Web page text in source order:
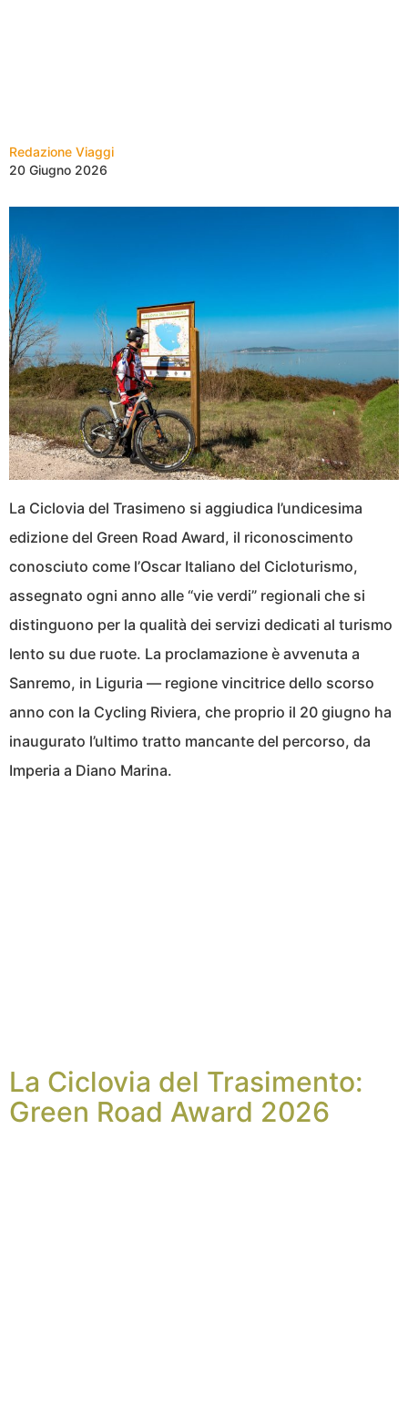
Redazione Viaggi
20 Giugno 2026
La Ciclovia del Trasimeno si aggiudica l’undicesima
edizione del Green Road Award, il riconoscimento
conosciuto come l’Oscar Italiano del Cicloturismo,
assegnato ogni anno alle “vie verdi” regionali che si
distinguono per la qualità dei servizi dedicati al turismo
lento su due ruote. La proclamazione è avvenuta a
Sanremo, in Liguria — regione vincitrice dello scorso
anno con la Cycling Riviera, che proprio il 20 giugno ha
inaugurato l’ultimo tratto mancante del percorso, da
Imperia a Diano Marina.
La Ciclovia del Trasimento:
Green Road Award 2026